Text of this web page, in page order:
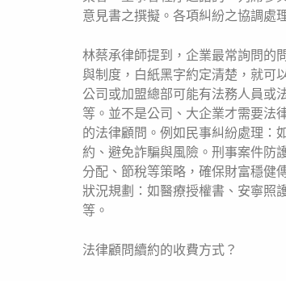
意見書之撰擬。各項糾紛之協調處
林蔡承律師提到，企業最常詢問的
與制度，白紙黑字約定清楚，就可
公司或加盟總部可能有法務人員或
等。並不是公司、大企業才需要法
的法律顧問。例如民事糾紛處理：
約、避免詐騙與風險。刑事案件防
分配、節稅等策略，確保財富穩健
狀況規劃：如醫療授權書、安寧照
等。
法律顧問續約的收費方式？